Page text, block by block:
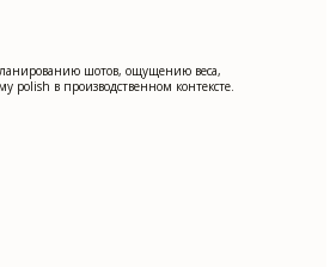
шотов, ощущению веса,
polish в производственном контексте.